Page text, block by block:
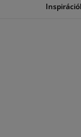
Inspiráció